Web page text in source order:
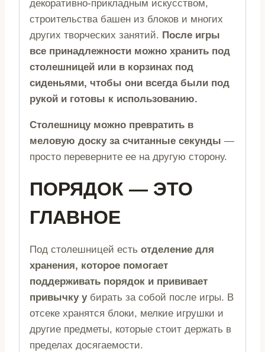
декоративно-прикладным искусством,
строительства башен из блоков и многих
других творческих занятий. После игры
все принадлежности можно хранить под
столешницей или в корзинах под
сиденьями, чтобы они всегда были под
рукой и готовы к использованию.
Столешницу можно превратить в
меловую доску за считанные секунды —
просто переверните ее на другую сторону.
ПОРЯДОК — ЭТО
ГЛАВНОЕ
Под столешницей есть отделение для
хранения, которое помогает
поддерживать порядок и прививает
привычку убирать за собой после игры. В
отсеке хранятся блоки, мелкие игрушки и
другие предметы, которые стоит держать в
пределах досягаемости.